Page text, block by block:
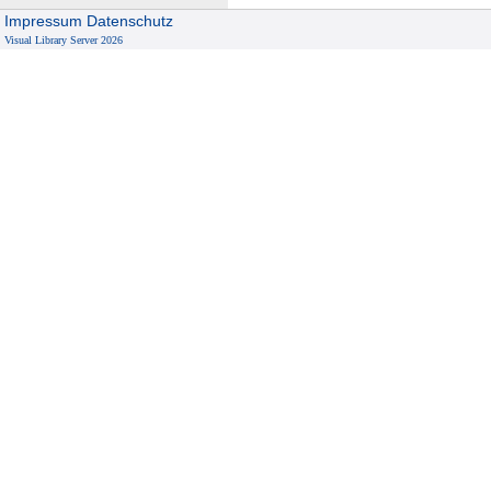
Impressum Datenschutz
Visual Library Server 2026